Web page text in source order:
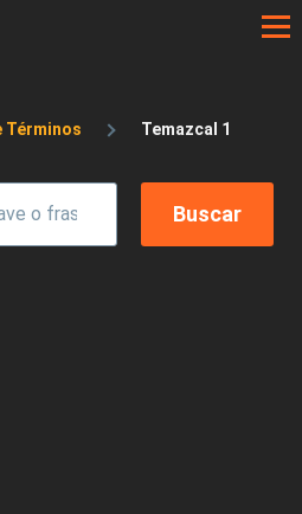
de ayuda a la
Términos Temazcal 1